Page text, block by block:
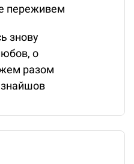
переживем
знову
о
разом